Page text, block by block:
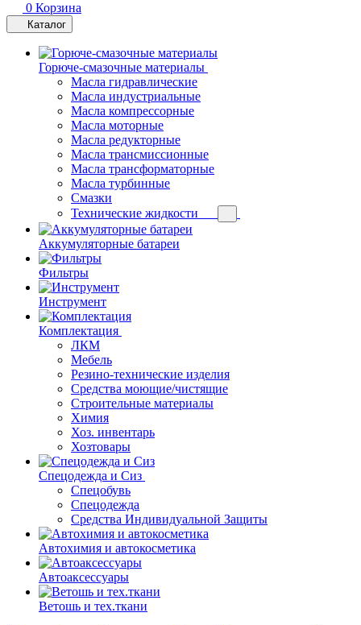
0 Корзина
Каталог
Горюче-смазочные материалы
Масла гидравлические
Масла индустриальные
Масла компрессорные
Масла моторные
Масла редукторные
Масла трансмиссионные
Масла трансформаторные
Масла турбинные
Смазки
Технические жидкости
Аккумуляторные батареи
Фильтры
Инструмент
Комплектация
ЛКМ
Мебель
Резино-технические изделия
Средства моющие/чистящие
Строительные материалы
Химия
Хоз. инвентарь
Хозтовары
Спецодежда и Сиз
Спецобувь
Спецодежда
Средства Индивидуальной Защиты
Автохимия и автокосметика
Автоаксессуары
Ветошь и тех.ткани